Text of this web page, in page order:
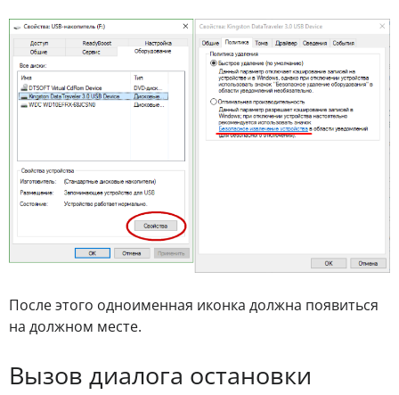
После этого одноименная иконка должна появиться
на должном месте.
Вызов диалога остановки